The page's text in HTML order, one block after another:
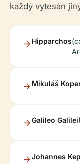
každý vytesán
Hipparchos
Mikuláš
Galileo Galilei
Johannes